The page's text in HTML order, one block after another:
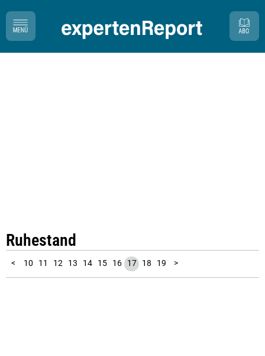
Ruhestand
<
1
2
3
4
5
6
7
8
9 10 11 12 13 14 15 16 17 18 19 >